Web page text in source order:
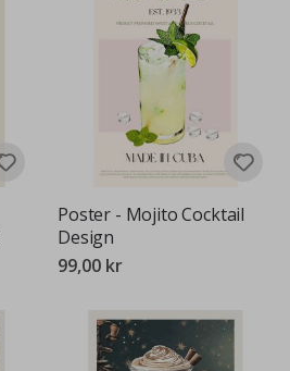
Poster - Mojito Cocktail
Design
99,00 kr